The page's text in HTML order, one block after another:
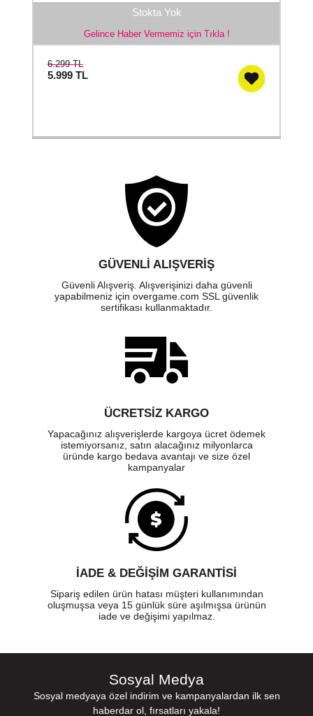
Stokta Yok
Gelince Haber Vermemiz için Tıkla !
6.299 TL
5.999 TL
GÜVENLI ALIŞVERIŞ
Güvenli Alışveriş. Alışverişinizi daha güvenli
yapabilmeniz için overgame.com SSL güvenlik
sertifikası kullanmaktadır.
ÜCRETSIZ KARGO
Yapacağınız alışverişlerde kargoya ücret ödemek
istemiyorsanız, satın alacağınız milyonlarca
üründe kargo bedava avantajı ve size özel
kampanyalar
İADE & DEĞİŞİM GARANTİSİ
Sipariş edilen ürün hatası müşteri kullanımından
oluşmuşsa veya 15 günlük süre aşılmışsa ürünün
iade ve değişimi yapılmaz.
Sosyal Medya
Sosyal medyaya özel indirim ve kampanyalardan ilk sen
haberdar ol, fırsatları yakala!